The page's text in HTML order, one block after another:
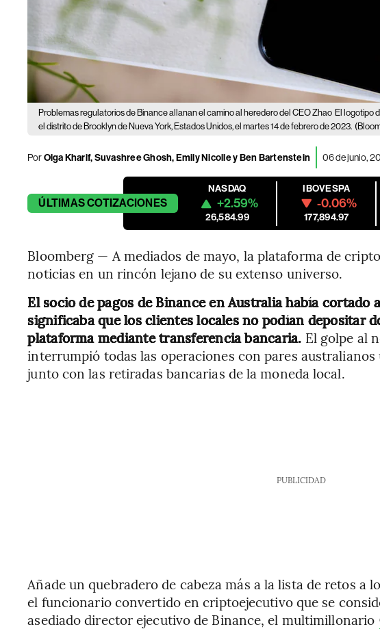
Problemas regulatorios de Binance allanan el camino al heredero del CEO Zhao El logotipo
el distrito de Brooklyn de Nueva York, Estados Unidos, el martes 14 de febrero de 2023.
PorOlga Kharif, Suvashree Ghosh, Emily Nicolle y Ben Bartenstein 06 de junio,
ÚLTIMASCOTIZACIONES
NASDAQ
+2.59%
26,584.99
IBOVESPA
-0.06%
177,894.97
Bloomberg — A mediados de mayo, la plataforma de
noticias en un rincón lejano de su extenso universo.
El socio de pagos de Binance en Australia había cortado
significaba que los clientes locales no podían depositar
plataforma mediante transferencia bancaria. El golpe al
interrumpió todas las operaciones con pares australianos
junto con las retiradas bancarias de la moneda local.
PUBLICIDAD
Añade un quebradero de cabeza más a la lista de retos a
el funcionario convertido en criptoejecutivo que se
asediado director ejecutivo de Binance, el multimillonario